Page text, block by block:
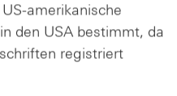
amerikanische
den USA bestimmt, da
registriert